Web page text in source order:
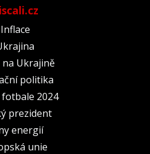
Inflace
na Ukrajině
politika
fotbale 2024
prezident
energií
unie